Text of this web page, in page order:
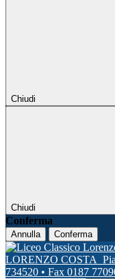
Chiudi
Chiudi
Conferma
Annulla Conferma
LORENZO COSTA
734520 • Fax 0187